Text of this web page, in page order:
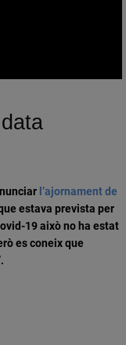
l’ajornament de
estava prevista per
19això no ha estat
es coneix que